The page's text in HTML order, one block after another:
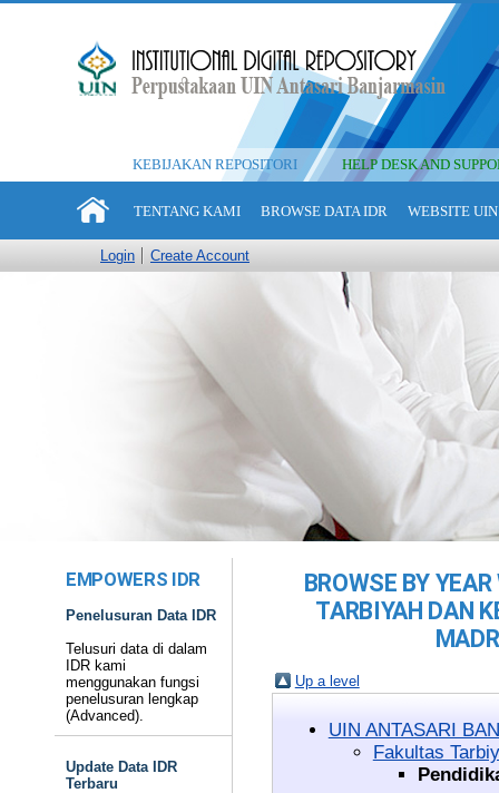
KEBIJAKAN REPOSITORI HELP DESK AND
TENTANG KAMI BROWSE DATA IDR WEBSITE
Login Create Account
EMPOWERS IDR
Penelusuran Data IDR
Telusuri data di dalam
IDR kami
menggunakan fungsi
penelusuran lengkap
(Advanced).
Update Data IDR
Terbaru
BROWSE BY
TARBIYAH DAN
Up a level
UIN ANTASARI
Fakultas